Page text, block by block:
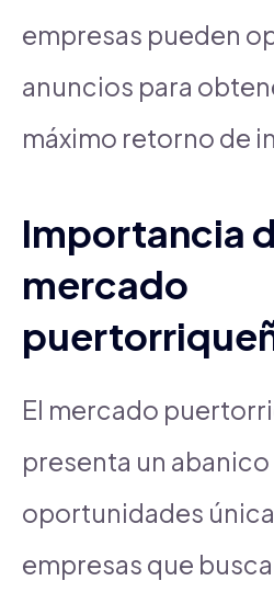
empresas pueden
anuncios para
máximo retorno de
Importancia
mercado
El mercado
presenta un abanico
oportunidades
empresas que